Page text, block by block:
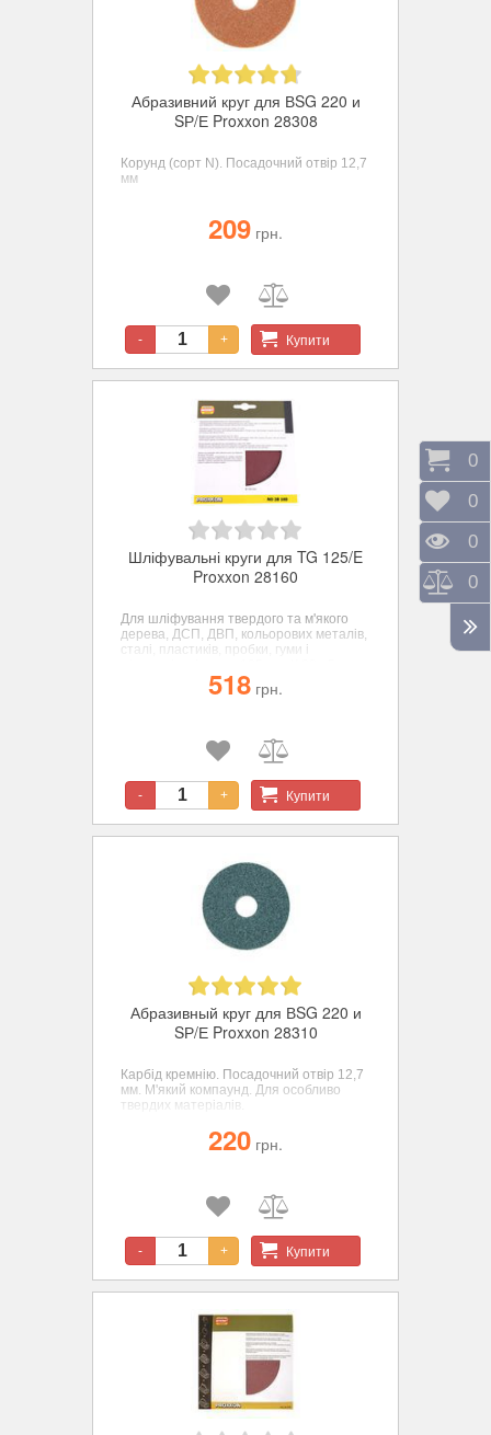
Абразивний круг для ВSG 220 и
SР/Е Proxxon 28308
Корунд (сорт N). Посадочний отвір 12,7
мм
209 грн.
- + Купити
Шліфувальні круги для TG 125/E
Proxxon 28160
Для шліфування твердого та м'якого
дерева, ДСП, ДВП, кольорових металів,
сталі, пластиків, пробки, гуми і
518 грн.
- + Купити
Абразивный круг для ВSG 220 и
SР/Е Proxxon 28310
Карбід кремнію. Посадочний отвір 12,7
мм. М'який компаунд. Для особливо
твердих матеріалів.
220 грн.
- + Купити
0
0
0
0